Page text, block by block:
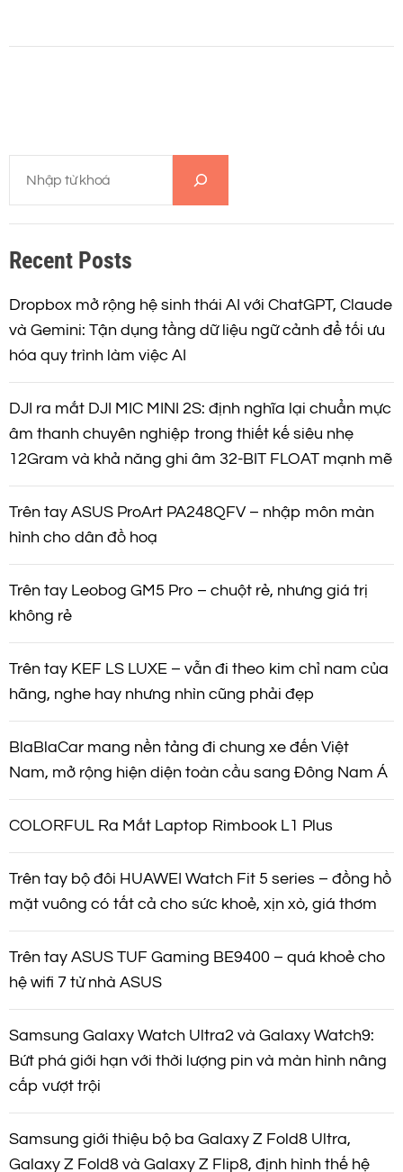
m
i
m
Recent Posts
Dropbox mở rộng hệ sinh thái AI với ChatGPT, Claude
và Gemini: Tận dụng tầng dữ liệu ngữ cảnh để tối ưu
hóa quy trình làm việc AI
DJI ra mắt DJI MIC MINI 2S: định nghĩa lại chuẩn mực
âm thanh chuyên nghiệp trong thiết kế siêu nhẹ
12Gram và khả năng ghi âm 32-BIT FLOAT mạnh mẽ
Trên tay ASUS ProArt PA248QFV – nhập môn màn
hình cho dân đồ hoạ
Trên tay Leobog GM5 Pro – chuột rẻ, nhưng giá trị
không rẻ
Trên tay KEF LS LUXE – vẫn đi theo kim chỉ nam của
hãng, nghe hay nhưng nhìn cũng phải đẹp
BlaBlaCar mang nền tảng đi chung xe đến Việt
Nam, mở rộng hiện diện toàn cầu sang Đông Nam Á
COLORFUL Ra Mắt Laptop Rimbook L1 Plus
Trên tay bộ đôi HUAWEI Watch Fit 5 series – đồng hồ
mặt vuông có tất cả cho sức khoẻ, xịn xò, giá thơm
Trên tay ASUS TUF Gaming BE9400 – quá khoẻ cho
hệ wifi 7 từ nhà ASUS
Samsung Galaxy Watch Ultra2 và Galaxy Watch9:
Bứt phá giới hạn với thời lượng pin và màn hình nâng
cấp vượt trội
Samsung giới thiệu bộ ba Galaxy Z Fold8 Ultra,
Galaxy Z Fold8 và Galaxy Z Flip8, định hình thế hệ